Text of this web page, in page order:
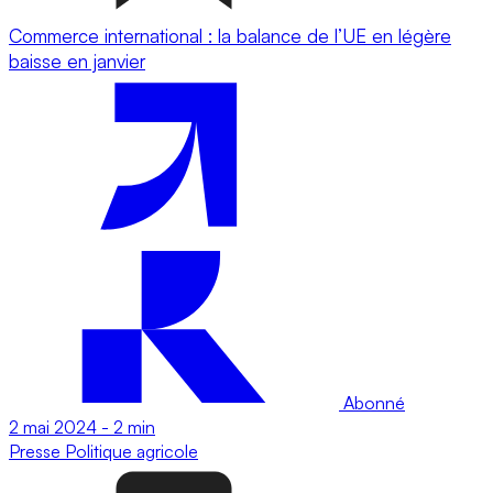
Commerce international : la balance de l’UE en légère
baisse en janvier
Abonné
2 mai 2024 - 2 min
Presse Politique agricole